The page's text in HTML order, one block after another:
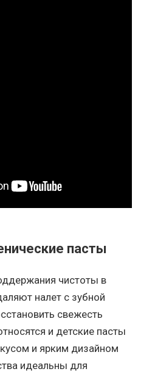
пасты
чистоты в
налет с зубной
свежесть
и детские пасты
и ярким дизайном
идеальны для